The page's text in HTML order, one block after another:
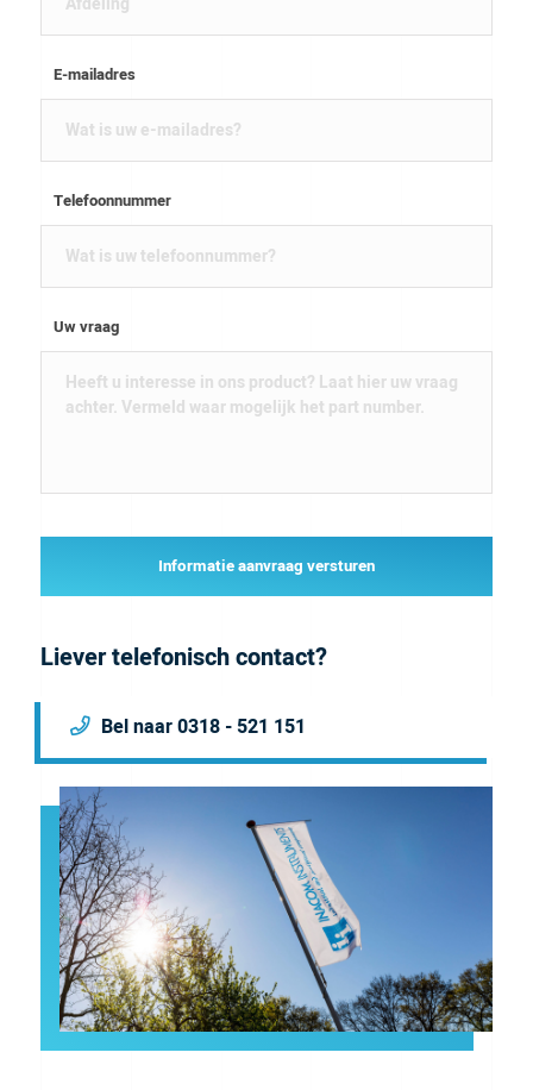
E-mailadres
Telefoonnummer
Uw vraag
Informatie aanvraag versturen
Liever telefonisch contact?
Bel naar 0318 - 521 151